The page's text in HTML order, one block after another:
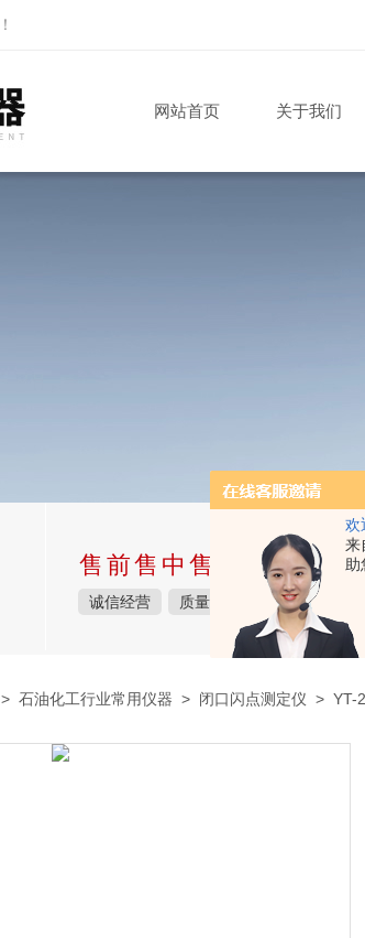
欢
来
助
！
网站首页 关于我们
售前售中售后完整的服
诚信经营 质量保障 价格实惠
> 石油化工行业常用仪器 > 闭口闪点测定仪 > YT-